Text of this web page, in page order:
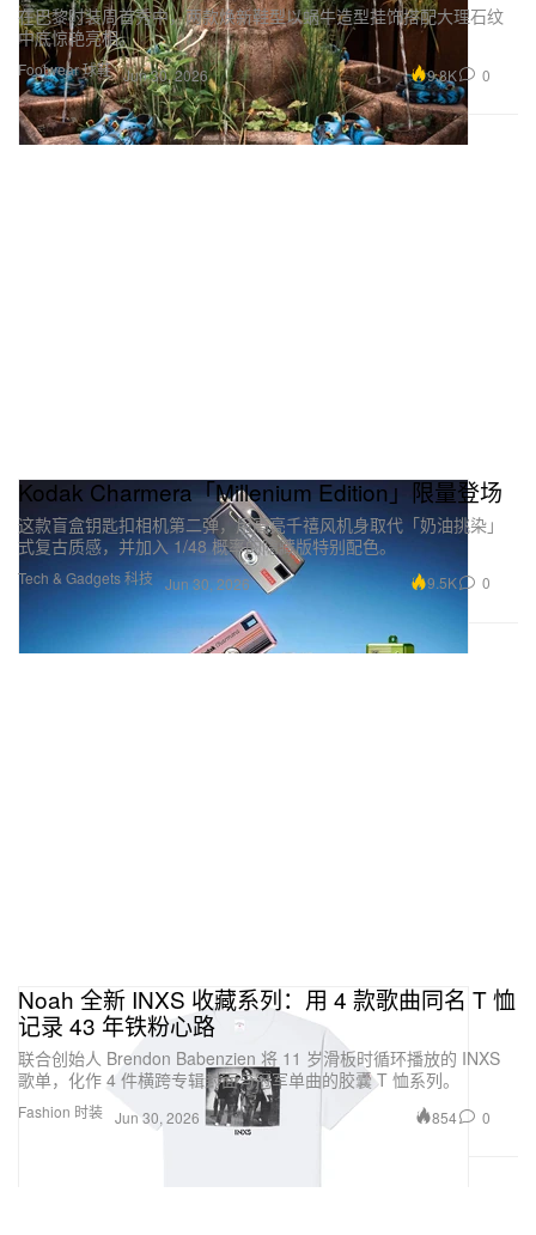
Footwear 球鞋
在巴黎时装周首秀中，两款焕新鞋型以蜗牛造型挂饰搭配大理石纹
中底惊艳亮相。
Jun 30, 2026 9.8K 0
Tech & Gadgets 科技
Kodak Charmera「Millenium Edition」限量登场
这款盲盒钥匙扣相机第二弹，用高亮千禧风机身取代「奶油挑染」
式复古质感，并加入 1/48 概率的隐藏版特别配色。
Jun 30, 2026 9.5K 0
Fashion 时装
Noah 全新 INXS 收藏系列：用 4 款歌曲同名 T 恤
记录 43 年铁粉心路
联合创始人 Brendon Babenzien 将 11 岁滑板时循环播放的 INXS
歌单，化作 4 件横跨专辑封面与冠军单曲的胶囊 T 恤系列。
Jun 30, 2026 854 0